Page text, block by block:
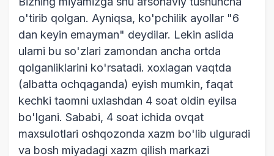
o'tirib qolgan. Ayniqsa, ko'pchilik ayollar "6
dan keyin emayman" deydilar. Lekin aslida
ularni bu so'zlari zamondan ancha ortda
qolganliklarini ko'rsatadi. xoxlagan vaqtda
(albatta ochqaganda) eyish mumkin, faqat
kechki taomni uxlashdan 4 soat oldin eyilsa
bo'lgani. Sababi, 4 soat ichida ovqat
maxsulotlari oshqozonda xazm bo'lib ulguradi
va bosh miyadagi xazm qilish markazi